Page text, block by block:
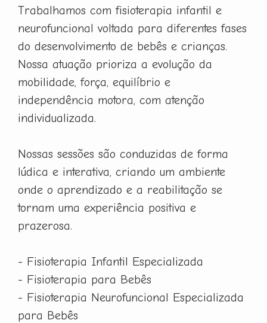
Trabalhamos com fisioterapia infantil e
neurofuncional voltada para diferentes fases
do desenvolvimento de bebês e crianças.
Nossa atuação prioriza a evolução da
mobilidade, força, equilíbrio e
independência motora, com atenção
individualizada.
Nossas sessões são conduzidas de forma
lúdica e interativa, criando um ambiente
onde o aprendizado e a reabilitação se
tornam uma experiência positiva e
prazerosa.
- Fisioterapia Infantil Especializada
- Fisioterapia para Bebês
- Fisioterapia Neurofuncional Especializada
para Bebês